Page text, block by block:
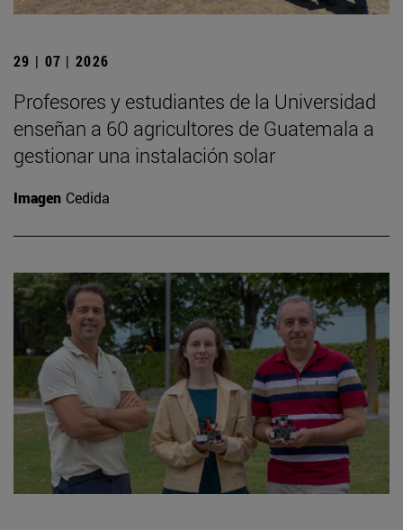
29 | 07 | 2026
Profesores y estudiantes de la Universidad
enseñan a 60 agricultores de Guatemala a
gestionar una instalación solar
Imagen Cedida